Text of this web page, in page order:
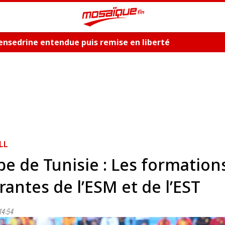
entendue puis remise en liberté
de Tunisie : Les
de l’ESM et de l’EST